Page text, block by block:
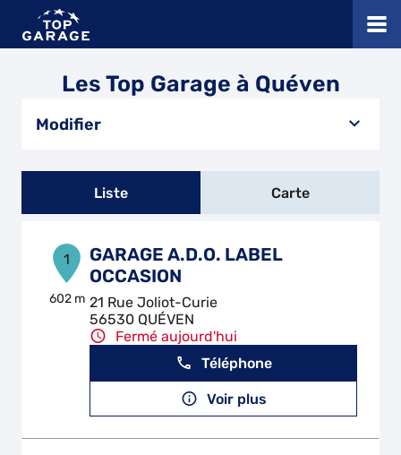
Les Top Garage à Quéven
Modifier
Liste Carte
1
602 m
GARAGE A.D.O. LABEL
OCCASION
21 Rue Joliot-Curie
56530 QUÉVEN
Fermé aujourd'hui
Téléphone
Voir plus